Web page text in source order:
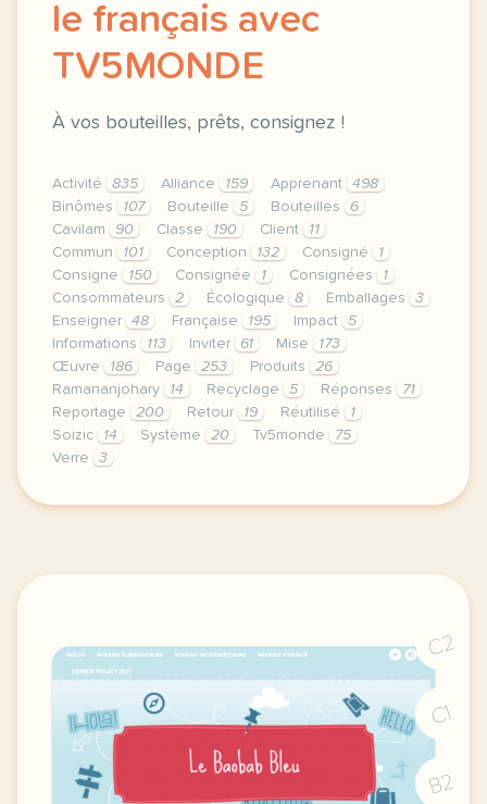
le français avec
TV5MONDE
À vos bouteilles, prêts, consignez !
Activité 835 Alliance 159 Apprenant
498
Binômes
107 Bouteille 5 Bouteilles
6
Cavilam
90 Classe 190 Client
11
Commun
101 Conception 132 Consigné
1
Consigne
150 Consignée 1 Consignées
1
Consommateurs
2 Écologique 8 Emballages
3
Enseigner
48 Française 195 Impact
5
Informations
113 Inviter 61 Mise
173
Œuvre
186 Page 253 Produits
26
Ramananjohary
14 Recyclage 5 Réponses
71
Reportage
200 Retour 19 Réutilisé
1
Soizic
14 Système 20 Tv5monde
75
Verre
3
le respect de votre vie privee est une priorite
C2
C1
B2